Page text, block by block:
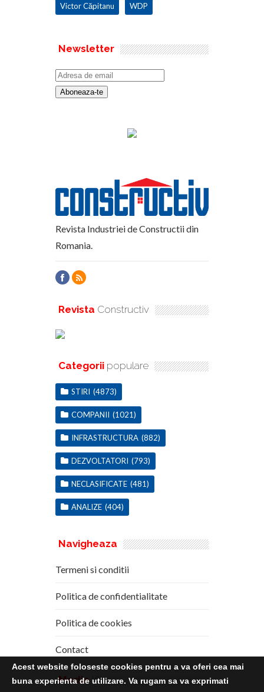
Victor Căpitanu WDP
Newsletter
Revista Industriei de Constructii din
Romania.
Revista Constructiv
Categorii populare
STIRI (4873)
COMPANII (1021)
INFRASTRUCTURA (882)
DEZVOLTATORI (793)
NECLASIFICATE (481)
ANALIZE (404)
Navigheaza
Termeni si conditii
Politica de confidentialitate
Politica de cookies
Contact
Media Kit
Acest website foloseste cookies pentru a va oferi cea mai
buna experienta de utilizare. Va rugam sa va exprimati